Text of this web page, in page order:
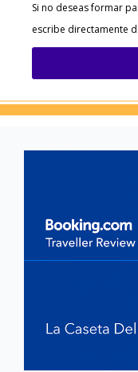
Si no deseas formar
escribe directamente